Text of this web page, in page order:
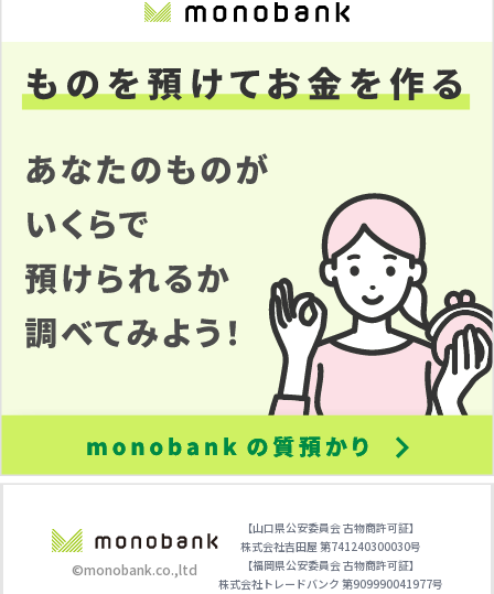
©monobank.co.,ltd
【山口県公安委員会 古物商許可証】
株式会社吉田屋 第741240300030号
【福岡県公安委員会 古物商許可証】
株式会社トレードバンク 第909990041977号